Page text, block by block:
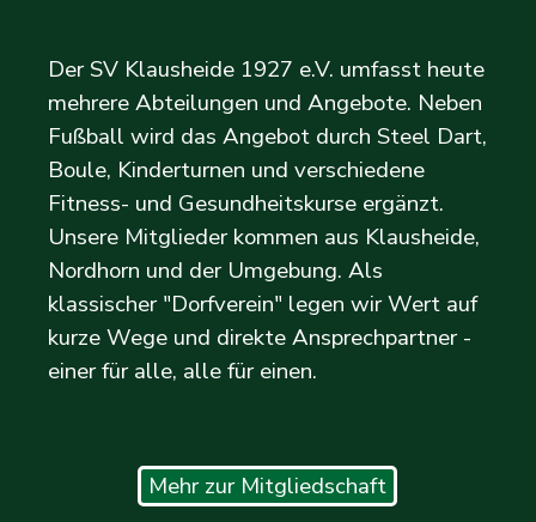
Der SV Klausheide 1927 e.V. umfasst heute
mehrere Abteilungen und Angebote. Neben
Fußball wird das Angebot durch Steel Dart,
Boule, Kinderturnen und verschiedene
Fitness- und Gesundheitskurse ergänzt.
Unsere Mitglieder kommen aus Klausheide,
Nordhorn und der Umgebung. Als
klassischer "Dorfverein" legen wir Wert auf
kurze Wege und direkte Ansprechpartner -
einer für alle, alle für einen.
Mehr zur Mitgliedschaft